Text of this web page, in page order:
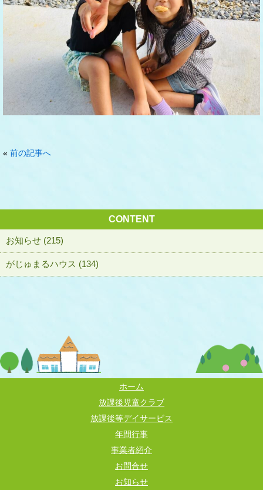
« 前の記事へ
CONTENT
お知らせ (215)
がじゅまるハウス (134)
ホーム
放課後児童クラブ
放課後等デイサービス
年間行事
事業者紹介
お問合せ
お知らせ